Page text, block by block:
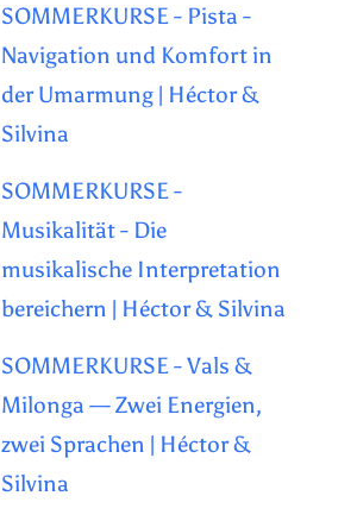
SOMMERKURSE - Pista -
Navigation und Komfort in
der Umarmung | Héctor &
Silvina
SOMMERKURSE -
Musikalität - Die
musikalische Interpretation
bereichern | Héctor & Silvina
SOMMERKURSE - Vals &
Milonga — Zwei Energien,
zwei Sprachen | Héctor &
Silvina